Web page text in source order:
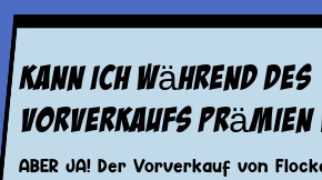
Kann ich während des
Vorverkaufs Prämien
ABER JA! Der Vorverkauf von